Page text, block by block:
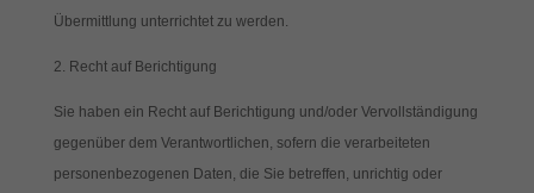
Übermittlung unterrichtet zu werden.
2. Recht auf Berichtigung
Sie haben ein Recht auf Berichtigung und/oder Vervollständigung
gegenüber dem Verantwortlichen, sofern die verarbeiteten
personenbezogenen Daten, die Sie betreffen, unrichtig oder